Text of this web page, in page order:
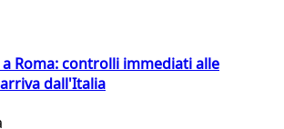
Roma: controlli immediati alle
dall'Italia